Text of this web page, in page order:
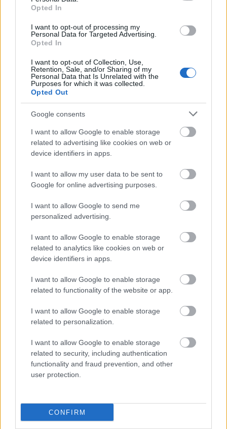
Opted In
I want to opt-out of processing my
Personal Data for Targeted Advertising.
Opted In
I want to opt-out of Collection, Use,
Retention, Sale, and/or Sharing of my
Personal Data that Is Unrelated with the
Purposes for which it was collected.
Opted Out
Google consents
I want to allow Google to enable storage
related to advertising like cookies on web or
device identifiers in apps.
I want to allow my user data to be sent to
Google for online advertising purposes.
I want to allow Google to send me
personalized advertising.
I want to allow Google to enable storage
related to analytics like cookies on web or
device identifiers in apps.
I want to allow Google to enable storage
related to functionality of the website or app.
I want to allow Google to enable storage
related to personalization.
I want to allow Google to enable storage
related to security, including authentication
functionality and fraud prevention, and other
user protection.
CONFIRM
적절한 CLA 복용량을 이해하는 것은 안전성과 효과 모두에
니다. 하루 최대 6g까지 섭취하는 것은 일반적으로 안전하
며, 심각한 부작용은 없습니다.
FDA는 CLA를 일반적으로 안전하다고 인정하는(GRAS) 식
품으로 분류하여 안전하다고 인정했습니다. 이 분류는 식생
활에서 CLA의 사용을 허용합니다. 하지만, 특히 고용량 및
장기 복용 시에는 보충제 섭취 지침을 준수하는 것이 중요합
니다. 과다 섭취는 인슐린 저항성이나 간 질환을 유발할 수
있습니다.
CLA 보충제 복용을 시작하기 전에 의료 전문가와 상담하는
것이 좋습니다. 의료 전문가는 개인 맞춤형 조언을 제공하고
위험을 이해하는 데 도움을 줄 수 있습니다. 이를 통해 보충
제가 건강 목표에 부합하는지 확인할 수 있습니다.
CLA 대 산업용 트랜스 지방
공액리놀레산(CLA)과 산업용 트랜스 지방의 차이점을 이해
하는 것이 중요합니다. 둘 다 구조 이성질체이지만 건강에
미치는 영향은 각기 다릅니다. 육류와 유제품에 함유된 CLA
는 체중 관리와 신진대사 건강 증진에 도움이 될 수 있습니
가공식품에 함유된 산업용 트랜스 지방은 심장 질환이나 염
르면 이러한 지방과 건강에 부정적인 영향을 미치는 것으로
나타났습니다. 이는 식이 지방을 비교하는 것의 중요성을 강
조합니다.
는 것보다 더 건강한 선택이 될 수 있습니다. 유해한 지방의
위험 없이 영양학적 필요를 충족시켜 줍니다.